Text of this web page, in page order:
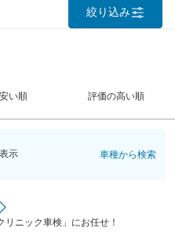
絞り込み
い順 評価の高い順
示 車種から検索
ニック車検」にお任せ！